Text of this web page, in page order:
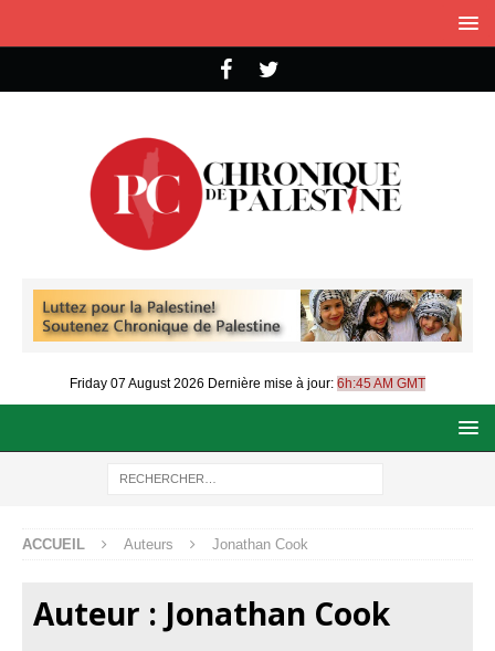
Friday 07 August 2026 Dernière mise à jour: 6h:45 AM GMT
ACCUEIL Auteurs Jonathan Cook
Auteur : Jonathan Cook